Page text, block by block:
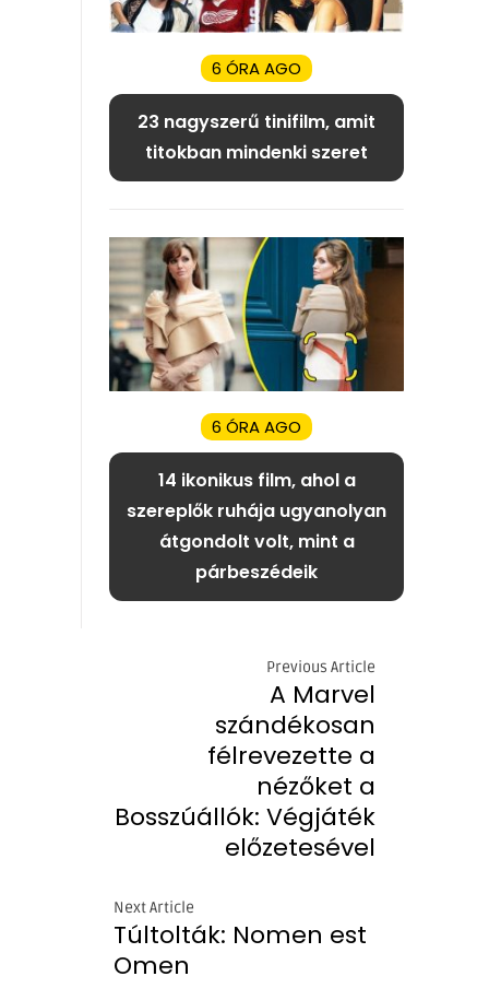
6 ÓRA AGO
23 nagyszerű tinifilm, amit
titokban mindenki szeret
6 ÓRA AGO
14 ikonikus film, ahol a
szereplők ruhája ugyanolyan
átgondolt volt, mint a
párbeszédeik
Previous Article
A Marvel
szándékosan
félrevezette a
nézőket a
Bosszúállók: Végjáték
előzetesével
Next Article
Túltolták: Nomen est
Omen